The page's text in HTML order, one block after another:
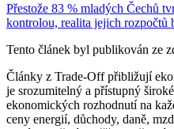
Přestože 83 % mladých Čechů
kontrolou, realita jejich rozpočtů
Tento článek byl publikován ze
Články z Trade-Off přibližují
je srozumitelný a přístupný
ekonomických rozhodnutí na
ceny energií, důchody, daně,